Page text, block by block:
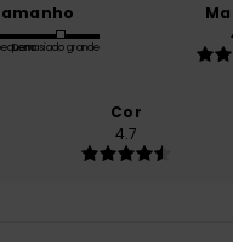
Demasiado grande
Cor
4.7